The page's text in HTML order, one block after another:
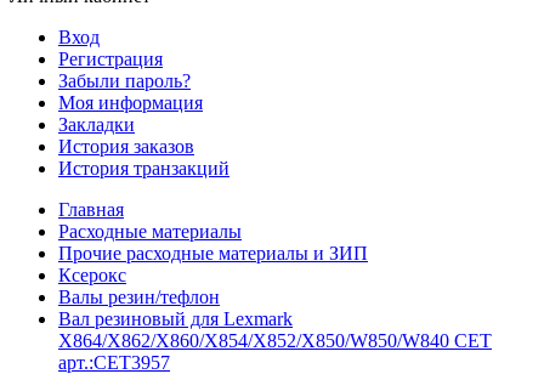
Вход
Регистрация
Забыли пароль?
Моя информация
Закладки
История заказов
История транзакций
Главная
Расходные материалы
Прочие расходные материалы и ЗИП
Ксерокс
Валы резин/тефлон
Вал резиновый для Lexmark
X864/X862/X860/X854/X852/X850/W850/W840 CET
арт.:CET3957